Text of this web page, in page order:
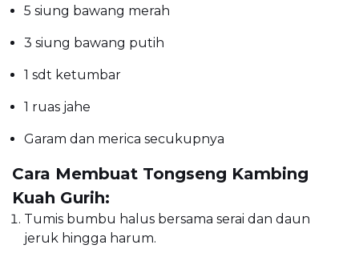
5 siung bawang merah
3 siung bawang putih
1 sdt ketumbar
1 ruas jahe
Garam dan merica secukupnya
Cara Membuat Tongseng Kambing
Kuah Gurih:
Tumis bumbu halus bersama serai dan daun
jeruk hingga harum.